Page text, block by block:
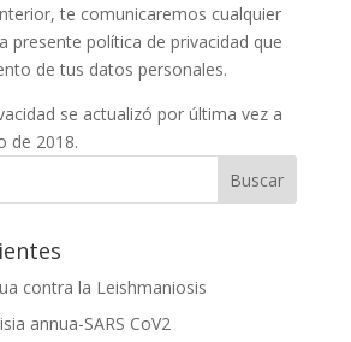
te comunicaremos cualquier
presente política de privacidad que
de tus datos personales.
se actualizó por última vez a
de 2018.
contra la Leishmaniosis
annua-SARS CoV2